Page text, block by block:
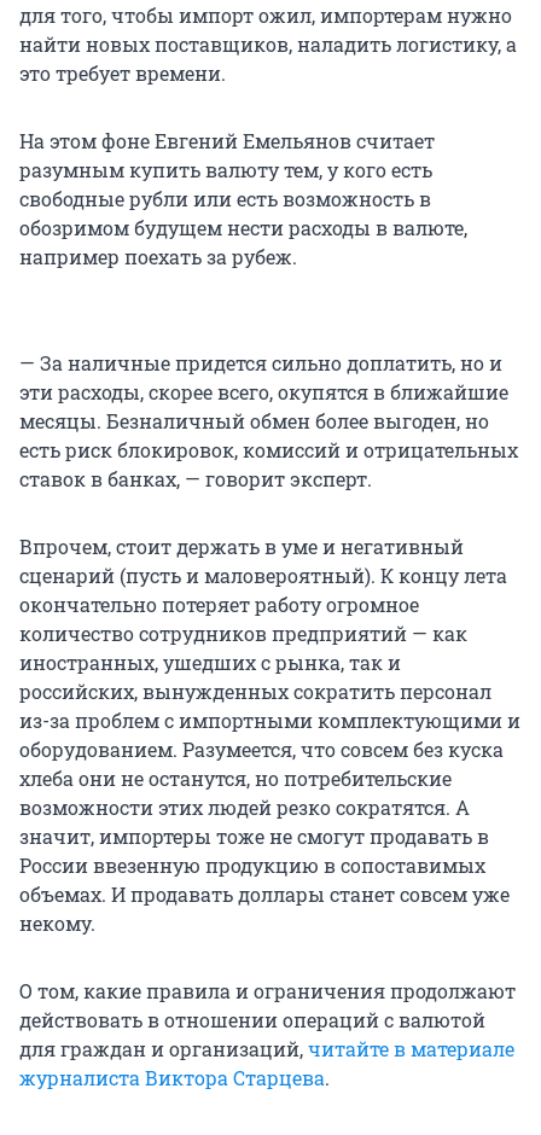
для того, чтобы импорт ожил, импортерам нужно
найти новых поставщиков, наладить логистику, а
это требует времени.
На этом фоне Евгений Емельянов считает
разумным купить валюту тем, у кого есть
свободные рубли или есть возможность в
обозримом будущем нести расходы в валюте,
например поехать за рубеж.
— За наличные придется сильно доплатить, но и
эти расходы, скорее всего, окупятся в ближайшие
месяцы. Безналичный обмен более выгоден, но
есть риск блокировок, комиссий и отрицательных
ставок в банках, — говорит эксперт.
Впрочем, стоит держать в уме и негативный
сценарий (пусть и маловероятный). К концу лета
окончательно потеряет работу огромное
количество сотрудников предприятий — как
иностранных, ушедших с рынка, так и
российских, вынужденных сократить персонал
из-за проблем с импортными комплектующими и
оборудованием. Разумеется, что совсем без куска
хлеба они не останутся, но потребительские
возможности этих людей резко сократятся. А
значит, импортеры тоже не смогут продавать в
России ввезенную продукцию в сопоставимых
объемах. И продавать доллары станет совсем уже
некому.
О том, какие правила и ограничения продолжают
действовать в отношении операций с валютой
для граждан и организаций,читайте в материале
журналиста Виктора Старцева.